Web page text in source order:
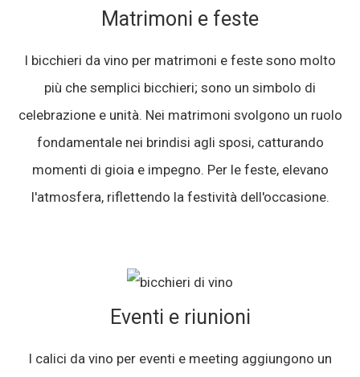
Matrimoni e feste
I bicchieri da vino per matrimoni e feste sono molto
più che semplici bicchieri; sono un simbolo di
celebrazione e unità. Nei matrimoni svolgono un ruolo
fondamentale nei brindisi agli sposi, catturando
momenti di gioia e impegno. Per le feste, elevano
l'atmosfera, riflettendo la festività dell'occasione.
Eventi e riunioni
I calici da vino per eventi e meeting aggiungono un